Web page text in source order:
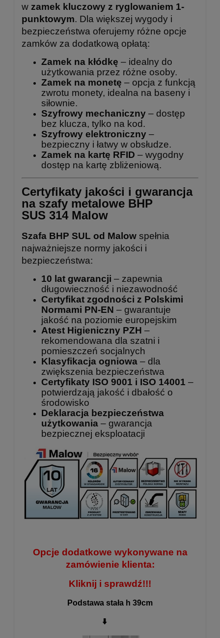
w zamek kluczowy z ryglowaniem 1-
punktowym. Dla większej wygody i
bezpieczeństwa oferujemy różne opcje
zamków za dodatkową opłatą:
Zamek na kłódkę – idealny do
użytkowania przez różne osoby.
Zamek na monetę – opcja z funkcją
zwrotu monety, idealna na baseny i
siłownie.
Szyfrowy mechaniczny – dostęp
bez klucza, tylko na kod.
Szyfrowy elektroniczny –
bezpieczny i łatwy w obsłudze.
Zamek na kartę RFID – wygodny
dostęp na kartę zbliżeniową.
Certyfikaty jakości i gwarancja
na szafy metalowe BHP
SUS 314 Malow
Szafa BHP SUL od Malow spełnia
najważniejsze normy jakości i
bezpieczeństwa:
10 lat gwarancji – zapewnia
długowieczność i niezawodność
Certyfikat zgodności z Polskimi
Normami PN-EN – gwarantuje
jakość na poziomie europejskim
Atest Higieniczny PZH –
rekomendowana dla szatni i
pomieszczeń socjalnych
Klasyfikacja ogniowa – dla
zwiększenia bezpieczeństwa
Certyfikaty ISO 9001 i ISO 14001 –
potwierdzają jakość i dbałość o
środowisko
Deklaracja bezpieczeństwa
użytkowania – gwarancja
bezpiecznej eksploatacji
Opcje dodatkowe wykonywane na
zamówienie klienta:
Kliknij i sprawdź!!!
Podstawa stała h 39cm
⬇️